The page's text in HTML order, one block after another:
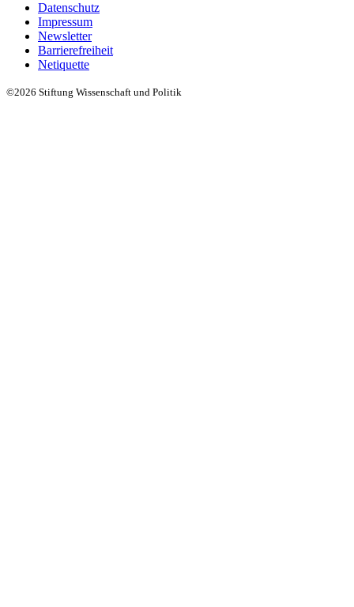
Datenschutz
Impressum
Newsletter
Barrierefreiheit
Netiquette
©2026 Stiftung Wissenschaft und Politik